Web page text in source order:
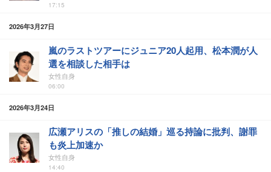
17:15
2026年3月27日
嵐のラストツアーにジュニア20人起用、松本潤が人
選を相談した相手は
女性自身
06:00
2026年3月24日
広瀬アリスの「推しの結婚」巡る持論に批判、謝罪
も炎上加速か
女性自身
14:40